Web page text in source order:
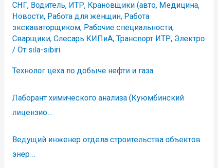
СНГ, Водитель, ИТР, Крановщики (авто, Медицина,
Новости, Работа для женщин, Работа
экскаваторщиком, Рабочие специальности,
Сварщики,Слесарь КИПиА,Транспорт ИТР, Электро
/ От sila-sibiri
Технолог цеха по добыче нефти и газа
Лаборант химического анализа (Куюмбинский
лицензио…
Ведущий инженер отдела строительства объектов
энер…